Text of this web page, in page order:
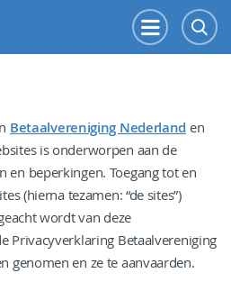
Menu
Betaalvereniging Nederland en
is onderworpen aan de
en beperkingen. Toegang tot en
(hierna tezamen: “de sites”)
wordt van deze
Privacyverklaring Betaalvereniging
genomen en ze te aanvaarden.